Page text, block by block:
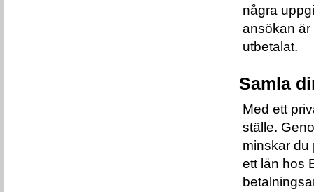
några
ansökan är
utbetalat.
Samla
Med ett
ställe.
minskar du
ett lån hos